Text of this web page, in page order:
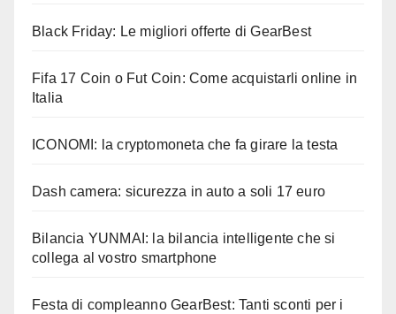
Black Friday: Le migliori offerte di GearBest
Fifa 17 Coin o Fut Coin: Come acquistarli online in
Italia
ICONOMI: la cryptomoneta che fa girare la testa
Dash camera: sicurezza in auto a soli 17 euro
Bilancia YUNMAI: la bilancia intelligente che si
collega al vostro smartphone
Festa di compleanno GearBest: Tanti sconti per i